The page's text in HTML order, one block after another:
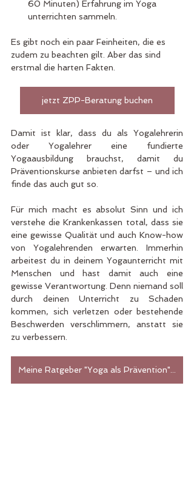
60 Minuten) Erfahrung im Yoga
unterrichten sammeln.
Es gibt noch ein paar Feinheiten, die es
zudem zu beachten gilt. Aber das sind
erstmal die harten Fakten.
jetzt ZPP-Beratung buchen
Damit ist klar, dass du als Yogalehrerin
oder Yogalehrer eine fundierte
Yogaausbildung brauchst, damit du
Präventionskurse anbieten darfst – und ich
finde das auch gut so.
Für mich macht es absolut Sinn und ich
verstehe die Krankenkassen total, dass sie
eine gewisse Qualität und auch Know-how
von Yogalehrenden erwarten. Immerhin
arbeitest du in deinem Yogaunterricht mit
Menschen und hast damit auch eine
gewisse Verantwortung. Denn niemand soll
durch deinen Unterricht zu Schaden
kommen, sich verletzen oder bestehende
Beschwerden verschlimmern, anstatt sie
zu verbessern.
Meine Ratgeber "Yoga als Prävention" auf Amazon entdecken